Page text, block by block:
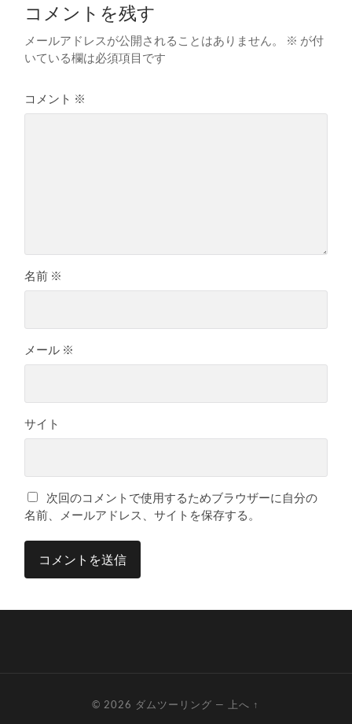
コメントを残す
メールアドレスが公開されることはありません。 ※ が付
いている欄は必須項目です
コメント ※
名前 ※
メール ※
サイト
次回のコメントで使用するためブラウザーに自分の
名前、メールアドレス、サイトを保存する。
© 2026 ダムツーリング — 上へ ↑